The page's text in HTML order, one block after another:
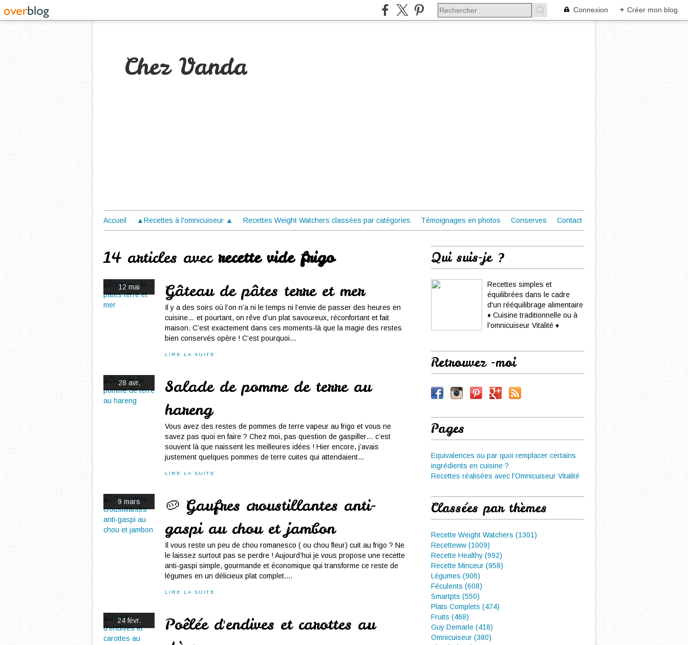
Connexion + Créer mon blog
Chez Vanda
Accueil ▲Recettes à l'omnicuiseur ▲ Recettes Weight Watchers classées par catégories Témoignages en photos Conserves Contact
14 articles avec recette vide frigo
12 mai Gâteau de pâtes terre et mer
Il y a des soirs où l’on n’a ni le temps ni l’envie de passer des heures en
cuisine… et pourtant, on rêve d’un plat savoureux, réconfortant et fait
maison. C’est exactement dans ces moments-là que la magie des restes
bien conservés opère ! C’est pourquoi...
LIRE LA SUITE
28 avr.
Salade de pomme de terre au
hareng
Vous avez des restes de pommes de terre vapeur au frigo et vous ne
savez pas quoi en faire ? Chez moi, pas question de gaspiller… c’est
souvent là que naissent les meilleures idées ! Hier encore, j’avais
justement quelques pommes de terre cuites qui attendaient...
LIRE LA SUITE
9 mars
🥔 Gaufres croustillantes anti-
gaspi au chou et jambon
Il vous reste un peu de chou romanesco ( ou chou fleur) cuit au frigo ? Ne
le laissez surtout pas se perdre ! Aujourd’hui je vous propose une recette
anti-gaspi simple, gourmande et économique qui transforme ce reste de
légumes en un délicieux plat complet....
LIRE LA SUITE
24 févr.
Poêlée d'endives et carottes au
Qui suis-je ?
Recettes simples et
équilibrées dans le cadre
d'un rééquilibrage alimentaire
♦ Cuisine traditionnelle ou à
l'omnicuiseur Vitalité ♦
Retrouvez -moi
Pages
Equivalences ou par quoi remplacer certains
ingrédients en cuisine ?
Recettes réalisées avec l'Omnicuiseur Vitalité
Classées par thèmes
Recette Weight Watchers (1301)
Recetteww (1009)
Recette Healthy (992)
Recette Minceur (958)
Légumes (906)
Féculents (608)
Smartpts (550)
Plats Complets (474)
Fruits (468)
Guy Demarle (418)
Omnicuiseur (380)